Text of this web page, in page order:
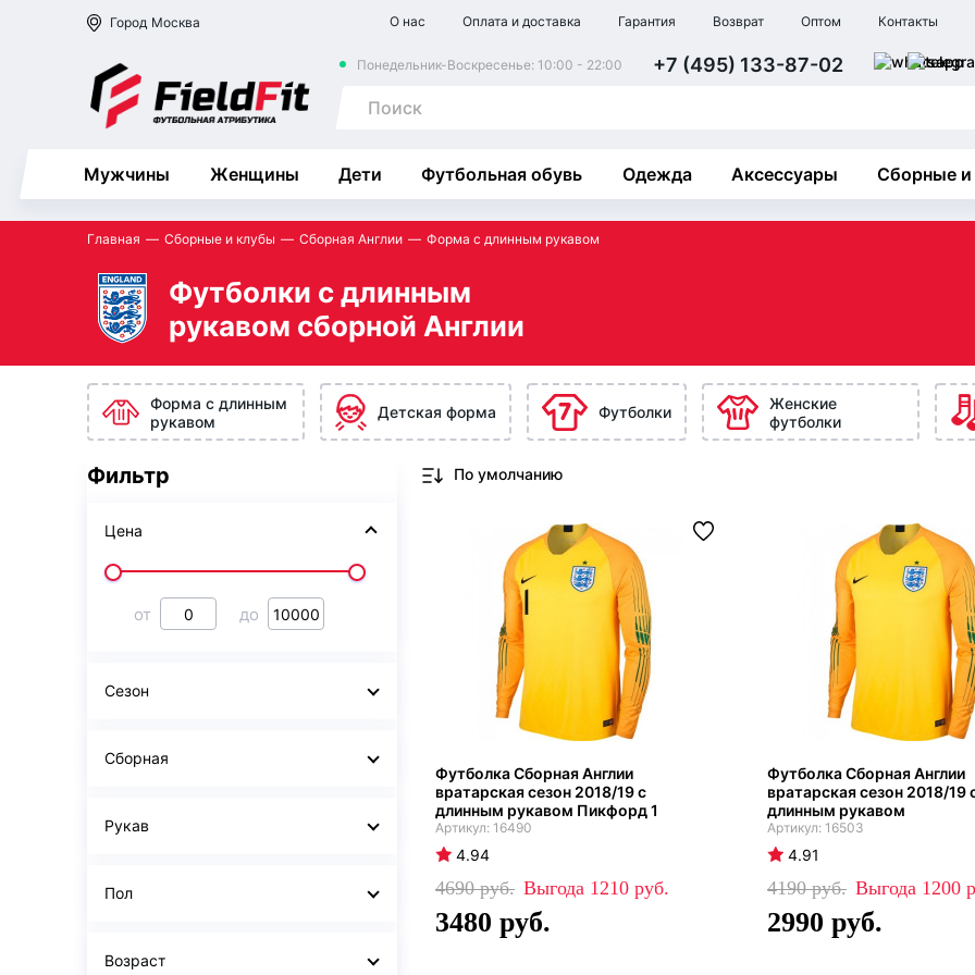
Город Москва О нас Оплата и доставка Гарантия Возврат Оптом Контакты
Понедельник-Воскресенье: 10:00 - 22:00 +7 (495) 133-87-02
Мужчины Женщины Дети Футбольная обувь Одежда Аксессуары Сборные
Главная Сборные и клубы Сборная Англии Форма с длинным рукавом
Футболки с длинным
рукавом сборной Англии
Форма с длинным
рукавом
Детская форма Футболки
Женские
футболки
Фильтр
Цена
от до
Сезон
Сборная
Рукав
Пол
Возраст
Футболка Сборная Англии
вратарская сезон 2018/19 с
длинным рукавом Пикфорд 1
16490
4.94
4690 1210
3480
Футболка Сборная Англии
вратарская сезон 2018/19
длинным рукавом
16503
4.91
4190 1200
2990